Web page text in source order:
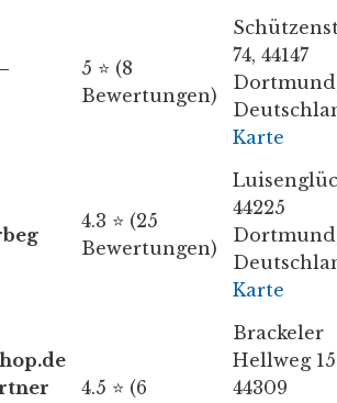
5 ⭐ (8
Bewertungen)
74, 44147
Karte
4.3 ⭐ (25
Bewertungen)
44225
Karte
4.5 ⭐ (6
Brackeler
Hellweg
44309